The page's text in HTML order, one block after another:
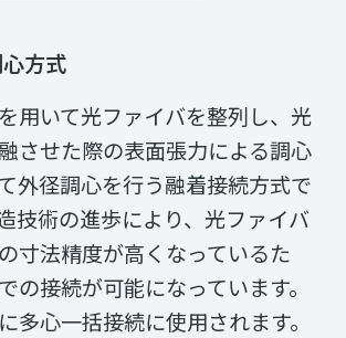
方式
用いて光ファイバを整列し、光
させた際の表面張力による調心
外径調心を行う融着接続方式で
技術の進歩により、光ファイバ
寸法精度が高くなっているた
の接続が可能になっています。
多心一括接続に使用されます。